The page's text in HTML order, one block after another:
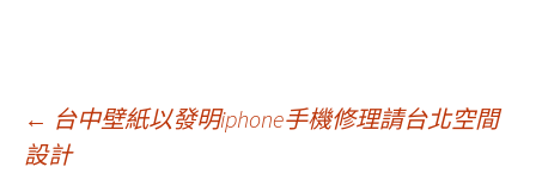
文
← 台中壁紙以發明iphone手機修理請台北空間
設計